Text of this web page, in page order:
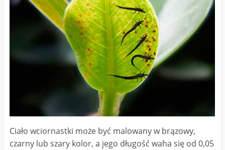
Ciało wciornastki może być malowany w brązowy,
czarny lub szary kolor, a jego długość waha się od 0,05